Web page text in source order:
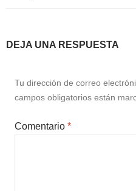
DEJA UNA RESPUESTA
Tu dirección de correo
campos obligatorios están
Comentario *